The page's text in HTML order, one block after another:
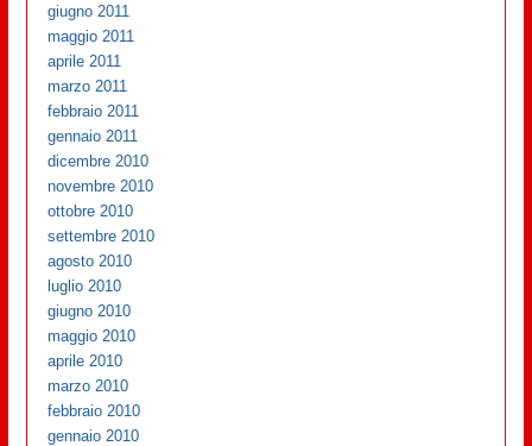
giugno 2011
maggio 2011
aprile 2011
marzo 2011
febbraio 2011
gennaio 2011
dicembre 2010
novembre 2010
ottobre 2010
settembre 2010
agosto 2010
luglio 2010
giugno 2010
maggio 2010
aprile 2010
marzo 2010
febbraio 2010
gennaio 2010